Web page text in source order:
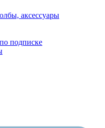
аксессуары
подписке